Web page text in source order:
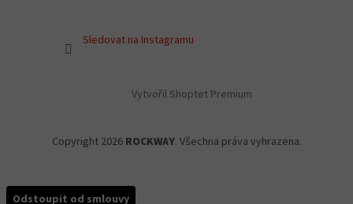
Sledovat na Instagramu
Vytvořil Shoptet Premium
Copyright 2026 ROCKWAY. Všechna práva vyhrazena.
Odstoupit od smlouvy